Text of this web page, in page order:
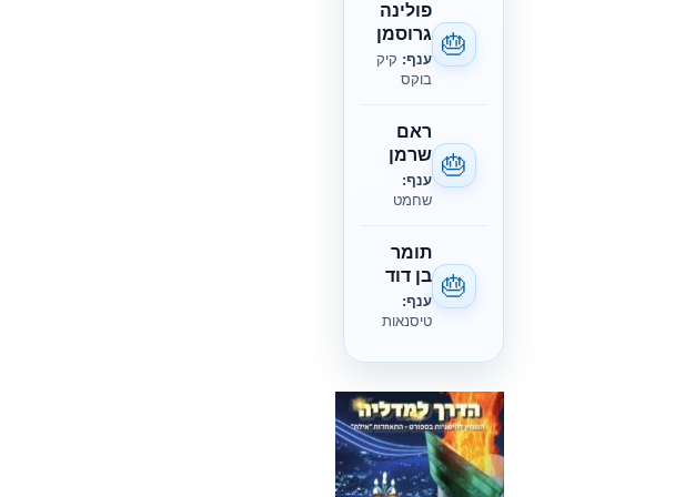
🎂
פולינה
גרוסמן
ענף: קיק
בוקס
🎂
ראם
שרמן
ענף:
שחמט
🎂
תומר
בן דוד
ענף:
טיסנאות